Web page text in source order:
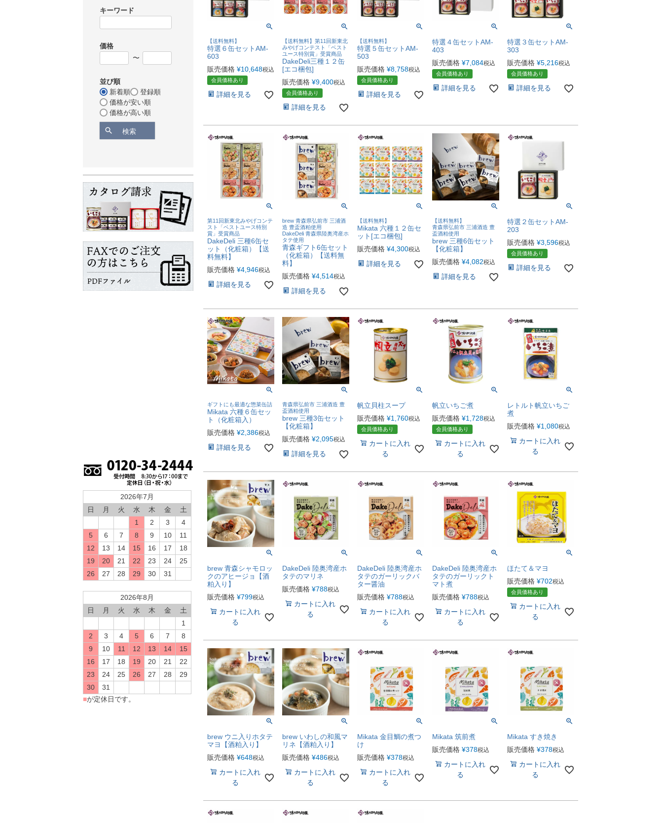
キーワード
価格
〜
並び順
新着順
登録順
価格が安い順
価格が高い順
検索
2026年7月
日
月 火 水 木 金
土
1
2 3
4
5
6 7 8 9 10
11
12
13 14 15 16 17
18
19
20 21 22 23 24
25
26
27 28 29 30 31
2026年8月
日
月 火 水 木 金
土
1
2
3 4 5 6 7
8
9
10 11 12 13 14
15
16
17 18 19 20 21
22
23
24 25 26 27 28
29
30
31
■が定休日です。
【送料無料】
特選６缶セットAM-
603
販売価格 ¥10,648税込
会員価格あり
詳細を見る
【送料無料】第11回新東北
みやげコンテスト「ベスト
ユース特別賞」受賞商品
DakeDeli三種１２缶
[エコ梱包]
販売価格 ¥9,400税込
会員価格あり
詳細を見る
【送料無料】
特選５缶セットAM-
503
販売価格 ¥8,758税込
会員価格あり
詳細を見る
特選４缶セットAM-
403
販売価格 ¥7,084税込
会員価格あり
詳細を見る
特選３缶セットAM-
303
販売価格 ¥5,216税込
会員価格あり
詳細を見る
第11回新東北みやげコンテ
スト「ベストユース特別
賞」受賞商品
DakeDeli 三種6缶セ
ット（化粧箱）【送
料無料】
販売価格 ¥4,946税込
詳細を見る
brew 青森県弘前市 三浦酒
造 豊盃酒粕使用
DakeDeli 青森県陸奥湾産ホ
タテ使用
青森ギフト6缶セット
（化粧箱）【送料無
料】
販売価格 ¥4,514税込
詳細を見る
【送料無料】
Mikata 六種１２缶セ
ット[エコ梱包]
販売価格 ¥4,300税込
詳細を見る
【送料無料】
青森県弘前市 三浦酒造 豊
盃酒粕使用
brew 三種6缶セット
【化粧箱】
販売価格 ¥4,082税込
詳細を見る
特選２缶セットAM-
203
販売価格 ¥3,596税込
会員価格あり
詳細を見る
ギフトにも最適な惣菜缶詰
Mikata 六種６缶セッ
ト（化粧箱入）
販売価格 ¥2,386税込
詳細を見る
青森県弘前市 三浦酒造 豊
盃酒粕使用
brew 三種3缶セット
【化粧箱】
販売価格 ¥2,095税込
詳細を見る
帆立貝柱スープ
販売価格 ¥1,760税込
会員価格あり
カートに入れ
る
帆立いちご煮
販売価格 ¥1,728税込
会員価格あり
カートに入れ
る
レトルト帆立いちご
煮
販売価格 ¥1,080税込
カートに入れ
る
brew 青森シャモロッ
クのアヒージョ【酒
粕入り】
販売価格 ¥799税込
カートに入れ
る
DakeDeli 陸奥湾産ホ
タテのマリネ
販売価格 ¥788税込
カートに入れ
る
DakeDeli 陸奥湾産ホ
タテのガーリックバ
ター醤油
販売価格 ¥788税込
カートに入れ
る
DakeDeli 陸奥湾産ホ
タテのガーリックト
マト煮
販売価格 ¥788税込
カートに入れ
る
ほたて＆マヨ
販売価格 ¥702税込
会員価格あり
カートに入れ
る
brew ウニ入りホタテ
マヨ【酒粕入り】
販売価格 ¥648税込
カートに入れ
る
brew いわしの和風マ
リネ【酒粕入り】
販売価格 ¥486税込
カートに入れ
る
Mikata 金目鯛の煮つ
け
販売価格 ¥378税込
カートに入れ
る
Mikata 筑前煮
販売価格 ¥378税込
カートに入れ
る
Mikata すき焼き
販売価格 ¥378税込
カートに入れ
る